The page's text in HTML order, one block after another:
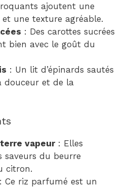
ajoutent une
et une texture agréable.
: Des carottes sucrées
bien avec le goût du
: Un lit d’épinards sautés
douceur et de la
vapeur: Elles
saveurs du beurre
citron.
: Ce riz parfumé est un